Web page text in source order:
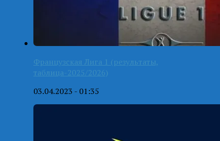
Французская Лига 1 (результаты,
таблица-2025/2026)
03.04.2023 - 01:35